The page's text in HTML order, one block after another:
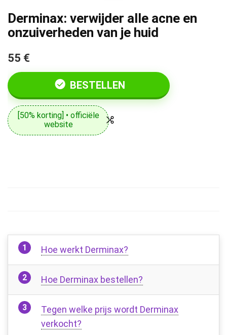
Derminax: verwijder alle acne en
onzuiverheden van je huid
55 €
BESTELLEN
[50% korting] • officiële
website
Hoe werkt Derminax?
Hoe Derminax bestellen?
Tegen welke prijs wordt Derminax
verkocht?